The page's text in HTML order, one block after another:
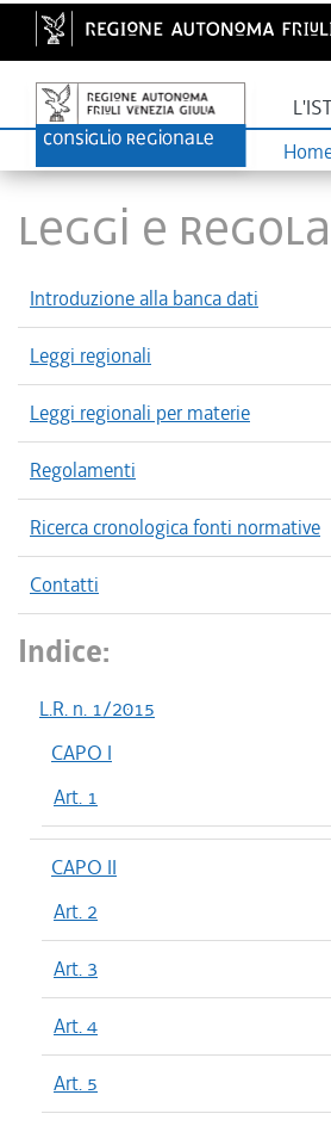
LEGGI E
Introduzione alla banca dati
Leggi regionali
Leggi regionali per materie
Regolamenti
Ricerca cronologica fonti normative
Contatti
Indice:
L.R. n. 1/2015
CAPO I
Art. 1
CAPO II
Art. 2
Art. 3
Art. 4
Art. 5